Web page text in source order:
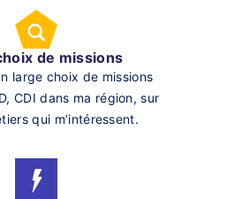
de missions
large choix de missions
CDI dans ma région, sur
qui m’intéressent.